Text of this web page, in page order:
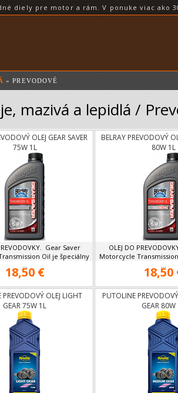
diely pre motor a rám. V ponuke viac ako
» PREVODOVÉ
mazivá a lepidlá /
OLEJ GEAR SAVER
75W 1L
Gear Saver
Oil je špeciálny
...
18,50 €
BELRAY PREVODOVÝ
80W 1L
OLEJ DO
Motorcycle
...
18,50
PREVODOVÝ OLEJ LIGHT
GEAR 75W 1L
PUTOLINE
GEAR 80W